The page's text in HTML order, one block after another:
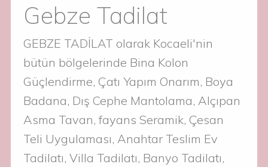
Gebze Tadilat
GEBZE TADİLAT olarak Kocaeli'nin
bütün bölgelerinde Bina Kolon
Güçlendirme, Çatı Yapım Onarım, Boya
Badana, Dış Cephe Mantolama, Alçıpan
Asma Tavan, fayans Seramik, Çesan
Teli Uygulaması, Anahtar Teslim Ev
Tadilatı, Villa Tadilatı, Banyo Tadilatı,